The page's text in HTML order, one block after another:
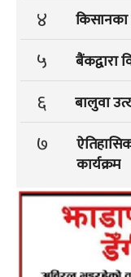
४
५ बैंकद्वारा
६ बालुवा
७
कार्यक्रम